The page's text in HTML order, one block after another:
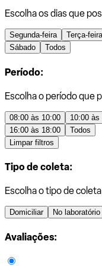
Escolha os dias que
Segunda-feira Terça-feira
Sábado
Todos
Período:
Escolha o período que
08:00 às 10:00 10:00 às
16:00 às 18:00
Todos
Limpar filtros
Tipo de coleta:
Escolha o tipo de coleta
Domiciliar No laboratório
Avaliações: